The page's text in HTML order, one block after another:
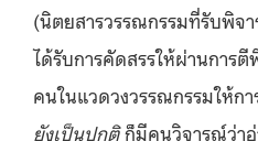
(นิตยสารวรรณกรรมที่รับพิจ
ได้รับการคัดสรรให้ผ่านการ
คนในแวดวงวรรณกรรมให้ก
ยังเป็นปกติก็มีคนวิจารณ์ว่าอ่